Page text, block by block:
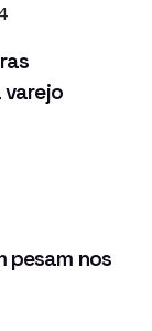
varejo
pesam nos